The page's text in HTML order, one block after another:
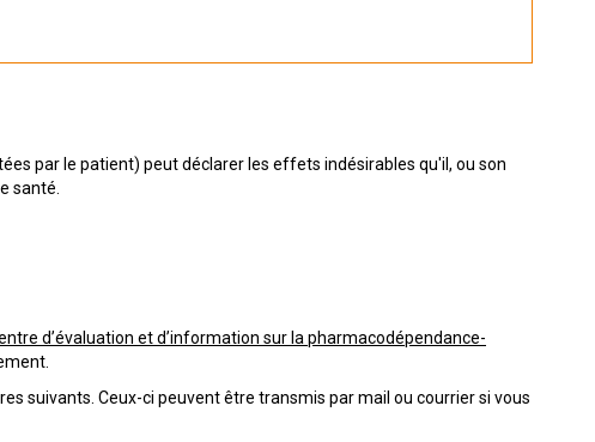
par le patient) peut déclarer les effets indésirables qu'il, ou son
santé.
d’évaluation et d’information sur la pharmacodépendance-
suivants. Ceux-ci peuvent être transmis par mail ou courrier si vous